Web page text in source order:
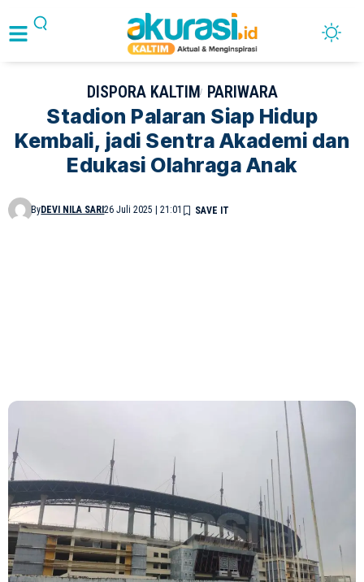
DISPORA KALTIM PARIWARA
Stadion Palaran Siap Hidup
Kembali, jadi Sentra Akademi dan
Edukasi Olahraga Anak
ByDEVI NILA SARI26 Juli 2025 | 21:01